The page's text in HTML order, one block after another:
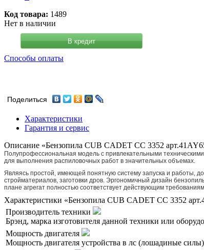
Код товара: 1489
Нет в наличии
В кредит
Способы оплаты
Поделиться
Характеристики
Гарантия и сервис
Описание «Бензопила CUB CADET CC 3352
Полупрофессиональная модель с привлекательными
для выполнения распиловочных работ в значительных объемах.
Являясь простой, имеющей понятную систему запуска и работы,
стройматериалов, заготовки дров. Эргономичный дизайн
плане агрегат полностью соответствует действующим
Характеристики «Бензопила CUB CADET CC 3352
Производитель техники
Брэнд, марка изготовителя данной техники или
Мощность двигателя
Мощность двигателя устройства в лс (лошадиные силы)